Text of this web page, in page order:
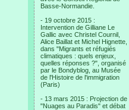
Basse-Normandie.
- 19 octobre 2015 :
Intervention de Gilliane Le
Gallic avec Christel Cournil,
Alice Baillat et Michel Hignette,
dans "Migrants et réfugiés
climatiques : quels enjeux,
quelles réponses ?", organisé
par le Bondyblog, au Musée
de l'Histoire de l'immigration
(Paris)
- 13 mars 2015 : Projection de
"Nuages au Paradis" et débat